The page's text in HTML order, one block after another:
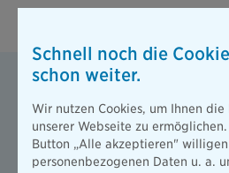
Ausreichend
Sie den
Naturgefahren-
Extremwetter wie
Starkregen werden
Schnell noch die
schon weiter.
Wir nutzen Cookies, um Ihnen
unserer Webseite zu
Button „Alle akzeptieren" willigen
personenbezogenen Daten u. a.